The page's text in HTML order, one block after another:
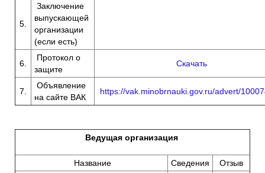
5.
Заключение
выпускающей
организации
(если есть)
6.
Протокол о
защите
Скачать
7.
Объявление
на сайте ВАК
https://vak.minobrnauki.gov.ru/advert/
Ведущая организация
Название Сведения
Отзыв